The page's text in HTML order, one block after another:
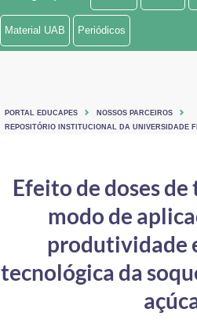
Ministério de Minas e Energia
Ministério do Turismo
Controladoria-Geral da União
Ministério da Mulher, da Família e dos Direitos
Secretaria-Geral
Material UAB Periódicos
PORTAL EDUCAPES
NOSSOS PARCEIROS
REPOSITÓRIO INSTITUCIONAL DA UNIVERSIDADE
Efeito de doses
modo de
produtividade
tecnológica da